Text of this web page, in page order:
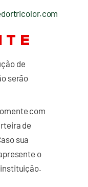
T E
de
serão
com
de
sua
o